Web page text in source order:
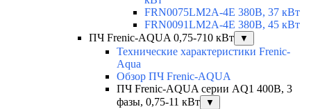
FRN0075LM2A-4E 380В, 37 кВт
FRN0091LM2A-4E 380В, 45 кВт
ПЧ Frenic-AQUA 0,75-710 кВт
▼
Технические характеристики Frenic-
Aqua
Обзор ПЧ Frenic-AQUA
ПЧ Frenic-AQUA серии AQ1 400В, 3
фазы, 0,75-11 кВт
▼